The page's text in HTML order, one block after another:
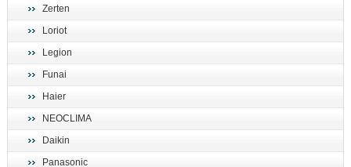
Zerten
Loriot
Legion
Funai
Haier
NEOCLIMA
Daikin
Panasonic